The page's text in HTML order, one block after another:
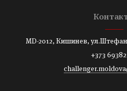
MD-2012, Кишинев,
+373